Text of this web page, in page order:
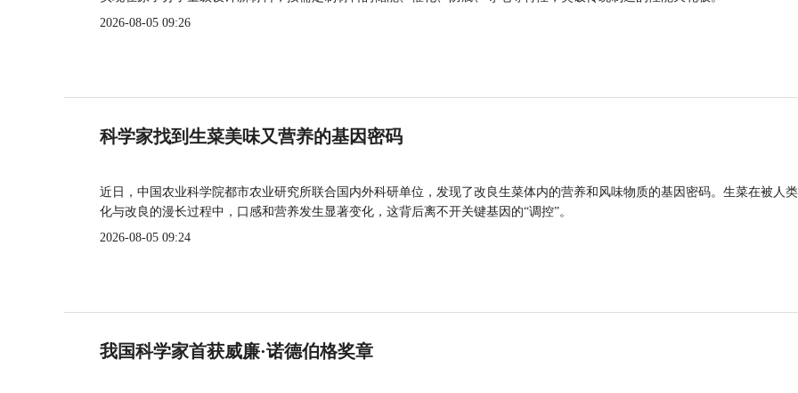
2026-08-05 09:26
科学家找到生菜美味又营养的基因密码
近日，中国农业科学院都市农业研究所联合国内外科研单位，发现了改良生菜体内的营养和风味物质的基因密码。生菜在被人
化与改良的漫长过程中，口感和营养发生显著变化，这背后离不开关键基因的“调控”。
2026-08-05 09:24
我国科学家首获威廉·诺德伯格奖章